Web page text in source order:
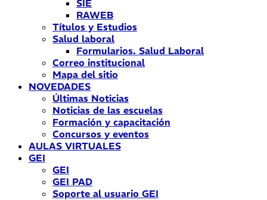
SIE
RAWEB
Títulos y Estudios
Salud laboral
Formularios. Salud Laboral
Correo institucional
Mapa del sitio
NOVEDADES
Últimas Noticias
Noticias de las escuelas
Formación y capacitación
Concursos y eventos
AULAS VIRTUALES
GEI
GEI
GEI PAD
Soporte al usuario GEI